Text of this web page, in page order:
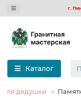
г.
Каталог
дедушки